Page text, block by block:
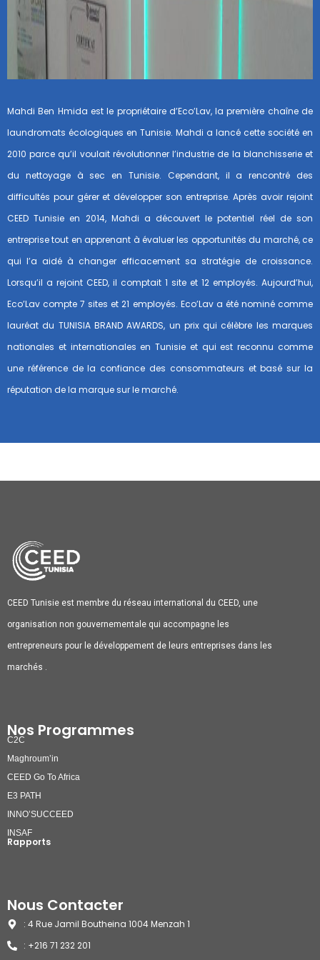
Mahdi Ben Hmida est le propriétaire d’Eco’Lav, la première chaîne de
laundromats écologiques en Tunisie. Mahdi a lancé cette société en
2010 parce qu’il voulait révolutionner l’industrie de la blanchisserie et
du nettoyage à sec en Tunisie. Cependant, il a rencontré des
difficultés pour gérer et développer son entreprise. Après avoir rejoint
CEED Tunisie en 2014, Mahdi a découvert le potentiel réel de son
entreprise tout en apprenant à évaluer les opportunités du marché, ce
qui l’a aidé à changer efficacement sa stratégie de croissance.
Lorsqu’il a rejoint CEED, il comptait 1 site et 12 employés. Aujourd’hui,
Eco’Lav compte 7 sites et 21 employés. Eco’Lav a été nominé comme
lauréat du TUNISIA BRAND AWARDS, un prix qui célèbre les marques
nationales et internationales en Tunisie et qui est reconnu comme
une référence de la confiance des consommateurs et basé sur la
réputation de la marque sur le marché.
CEED Tunisie est membre du réseau international du CEED, une
organisation non gouvernementale qui accompagne les
entrepreneurs pour le développement de leurs entreprises dans les
marchés .
Nos Programmes
C2C
Maghroum’in
CEED Go To Africa
E3 PATH
INNO’SUCCEED
INSAF
Rapports
Nous Contacter
: 4 Rue Jamil Boutheina 1004 Menzah 1
: +216 71 232 201